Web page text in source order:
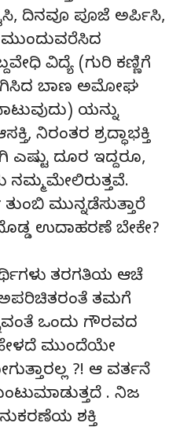
ದಿನವೂ ಪೂಜೆ ಅರ್ಪಿಸಿ,
ಮುಂದುವರೆಸಿದ
ವಿದ್ಯೆ (ಗುರಿ ಕಣ್ಣಿಗೆ
ಬಾಣ ಅಮೋಘ
ಯನ್ನು
ನಿರಂತರ ಶ್ರದ್ಧಾಭಕ್ತಿ
ಎಷ್ಟು ದೂರ ಇದ್ದರೂ,
ಮೇಲಿರುತ್ತವೆ.
ಮುನ್ನಡೆಸುತ್ತಾರೆ
ಉದಾಹರಣೆ ಬೇಕೇ?
ತರಗತಿಯ ಆಚೆ
ತಮಗೆ
ಒಂದು ಗೌರವದ
ಮುಂದೆಯೇ
?! ಆ ವರ್ತನೆ
. ನಿಜ
ಶಕ್ತಿ